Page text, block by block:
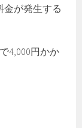
金が発生する
4,000円かか